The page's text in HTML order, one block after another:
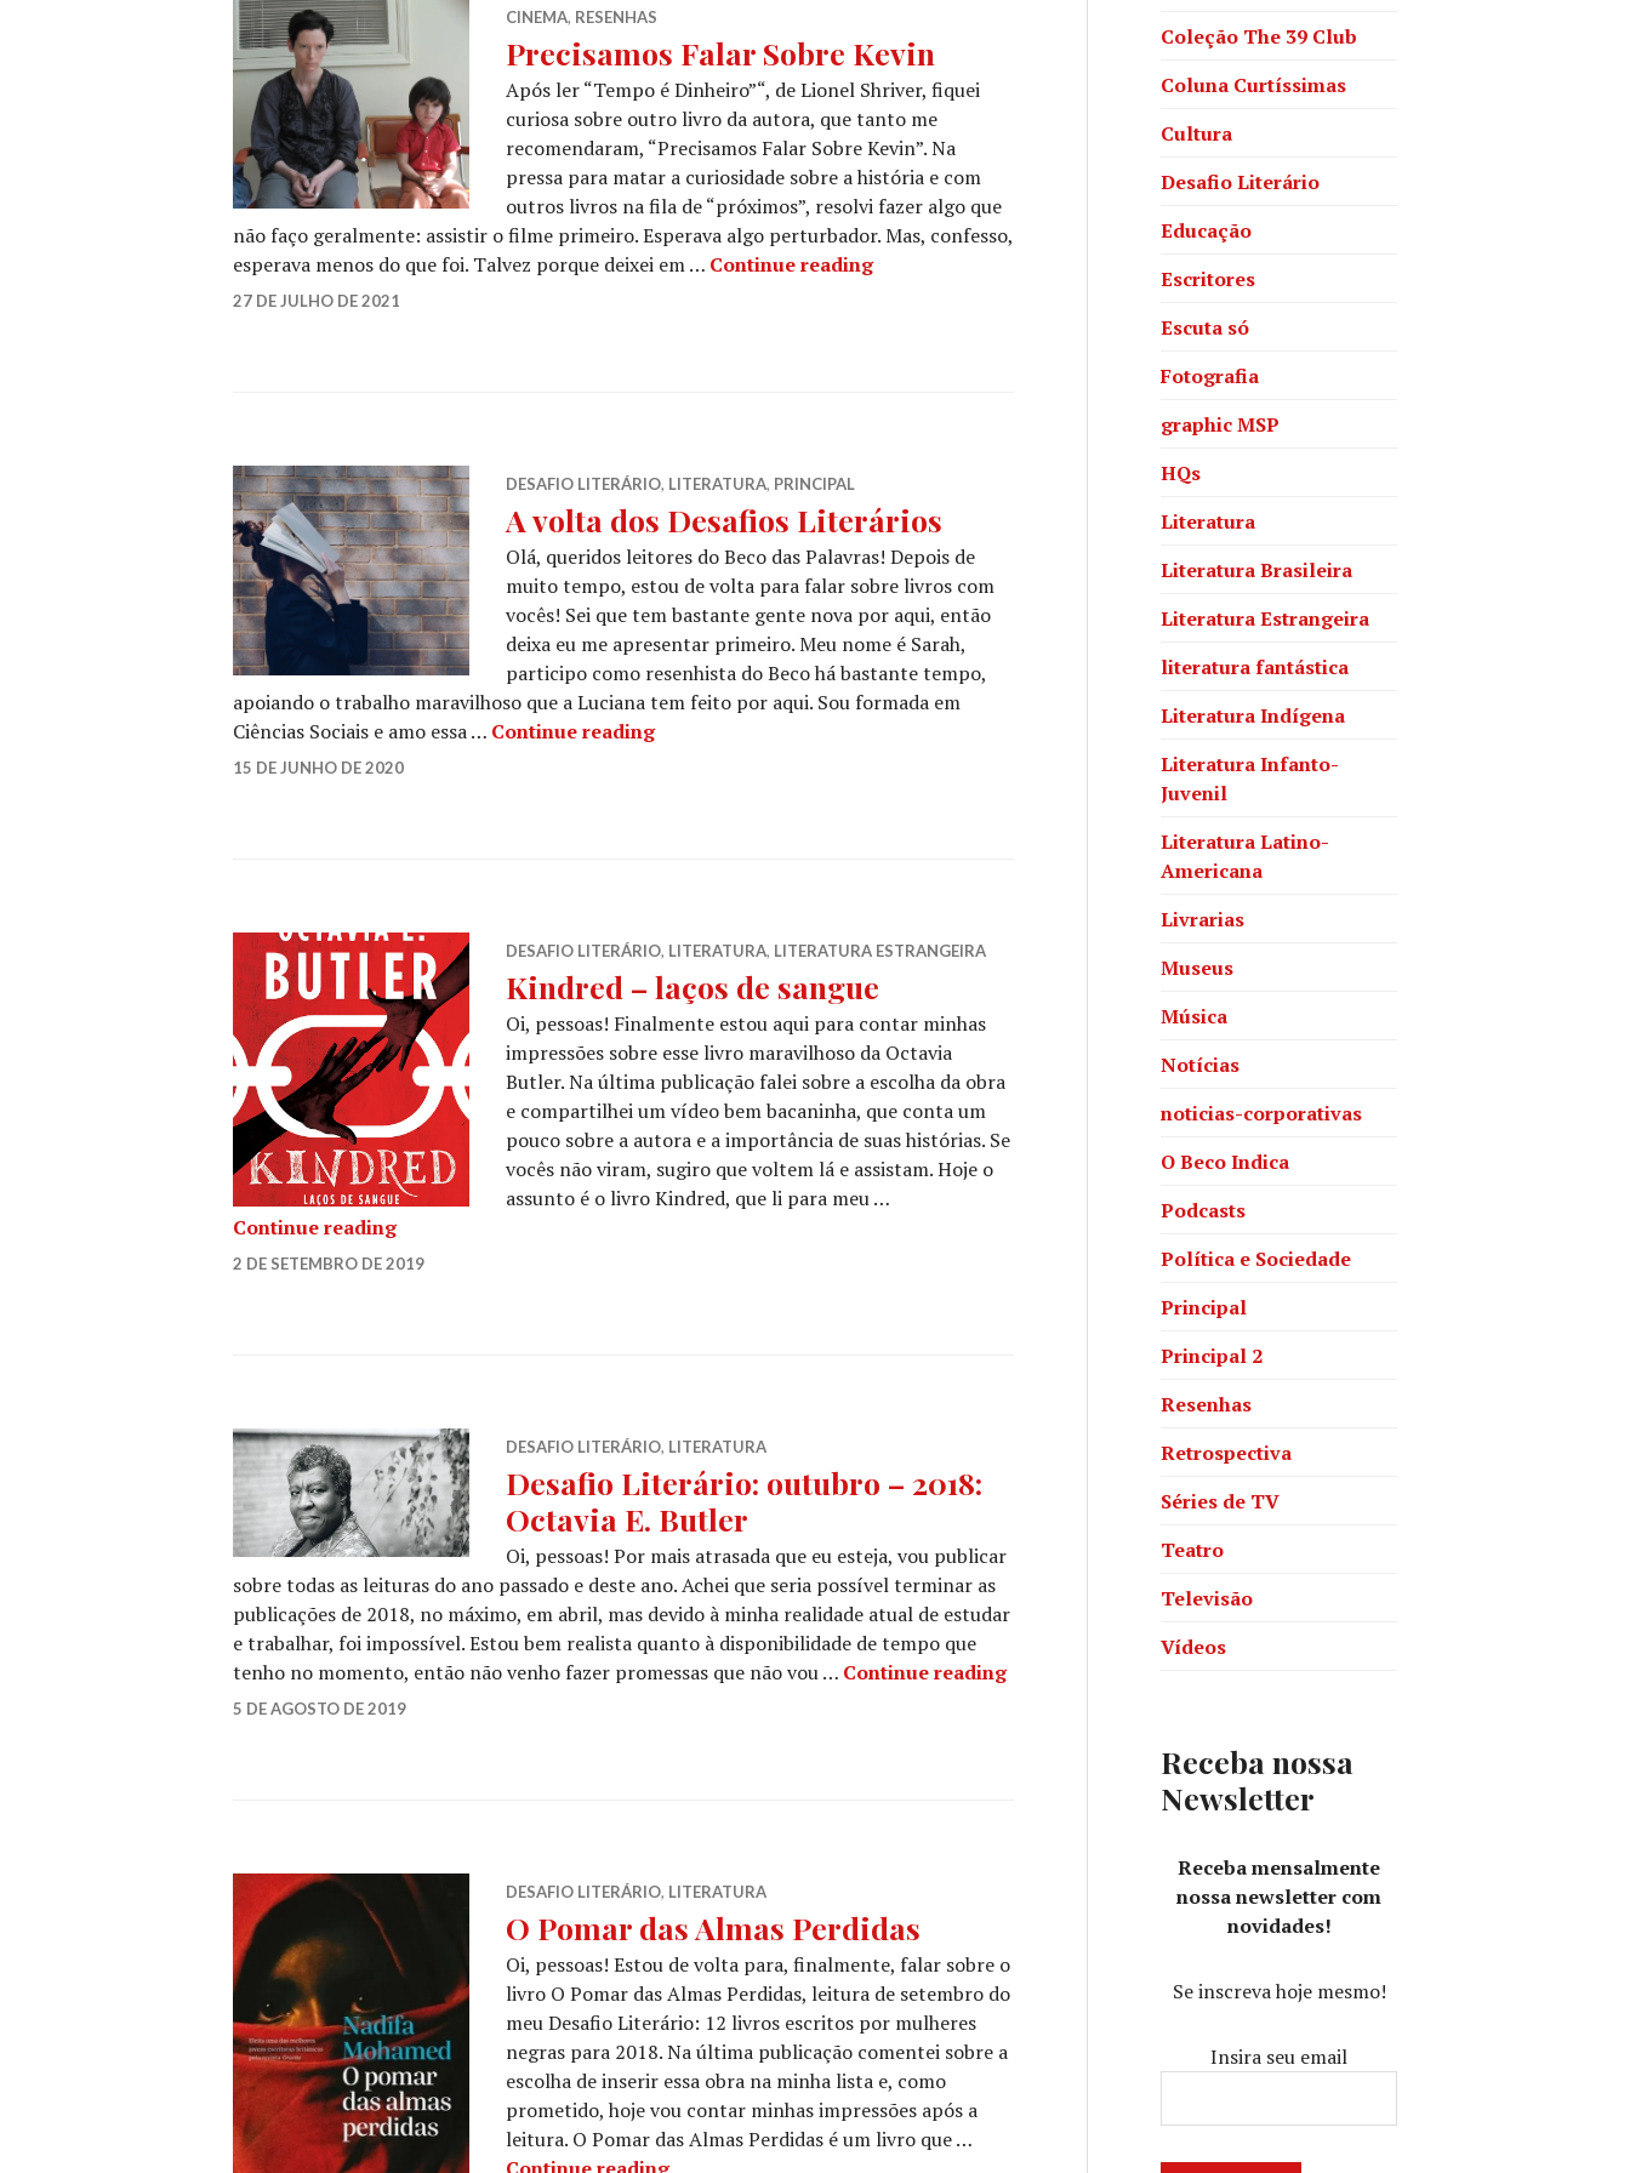
CINEMA, RESENHAS
Precisamos Falar Sobre Kevin
Após ler “Tempo é Dinheiro”“, de Lionel Shriver, fiquei
curiosa sobre outro livro da autora, que tanto me
recomendaram, “Precisamos Falar Sobre Kevin”. Na
pressa para matar a curiosidade sobre a história e com
outros livros na fila de “próximos”, resolvi fazer algo que
não faço geralmente: assistir o filme primeiro. Esperava algo perturbador. Mas, confesso,
esperava menos do que foi. Talvez porque deixei em … Continue readingPrecisamos Falar Sobre Kevin
SARAH
27 DE JULHO DE 2021
DESAFIO LITERÁRIO, LITERATURA, PRINCIPAL
A volta dos Desafios Literários
Olá, queridos leitores do Beco das Palavras! Depois de
muito tempo, estou de volta para falar sobre livros com
vocês! Sei que tem bastante gente nova por aqui, então
deixa eu me apresentar primeiro. Meu nome é Sarah,
participo como resenhista do Beco há bastante tempo,
apoiando o trabalho maravilhoso que a Luciana tem feito por aqui. Sou formada em
Ciências Sociais e amo essa … Continue readingA volta dos Desafios Literários
SARAH
15 DE JUNHO DE 2020
DESAFIO LITERÁRIO, LITERATURA, LITERATURA ESTRANGEIRA
Kindred – laços de sangue
Oi, pessoas! Finalmente estou aqui para contar minhas
impressões sobre esse livro maravilhoso da Octavia
Butler. Na última publicação falei sobre a escolha da obra
e compartilhei um vídeo bem bacaninha, que conta um
pouco sobre a autora e a importância de suas histórias. Se
vocês não viram, sugiro que voltem lá e assistam. Hoje o
assunto é o livro Kindred, que li para meu …
Continue readingKindred – laços de sangue
SARAH
2 DE SETEMBRO DE 2019
DESAFIO LITERÁRIO, LITERATURA
Desafio Literário: outubro – 2018:
Octavia E. Butler
Oi, pessoas! Por mais atrasada que eu esteja, vou publicar
sobre todas as leituras do ano passado e deste ano. Achei que seria possível terminar as
publicações de 2018, no máximo, em abril, mas devido à minha realidade atual de estudar
e trabalhar, foi impossível. Estou bem realista quanto à disponibilidade de tempo que
tenho no momento, então não venho fazer promessas que não vou … Continue readingDesafio Literário: outubro – 2018: Octavia E. Butler
SARAH
5 DE AGOSTO DE 2019
DESAFIO LITERÁRIO, LITERATURA
O Pomar das Almas Perdidas
Oi, pessoas! Estou de volta para, finalmente, falar sobre o
livro O Pomar das Almas Perdidas, leitura de setembro do
meu Desafio Literário: 12 livros escritos por mulheres
negras para 2018. Na última publicação comentei sobre a
escolha de inserir essa obra na minha lista e, como
prometido, hoje vou contar minhas impressões após a
leitura. O Pomar das Almas Perdidas é um livro que …
O Pomar das Almas Perdidas
Coleção The 39 Club
Coluna Curtíssimas
Cultura
Desafio Literário
Educação
Escritores
Escuta só
Fotografia
graphic MSP
HQs
Literatura
Literatura Brasileira
Literatura Estrangeira
literatura fantástica
Literatura Indígena
Literatura Infanto-
Juvenil
Literatura Latino-
Americana
Livrarias
Museus
Música
Notícias
noticias-corporativas
O Beco Indica
Podcasts
Política e Sociedade
Principal
Principal 2
Resenhas
Retrospectiva
Séries de TV
Teatro
Televisão
Vídeos
Receba nossa
Newsletter
Receba mensalmente
nossa newsletter com
novidades!
Se inscreva hoje mesmo!
Insira seu email